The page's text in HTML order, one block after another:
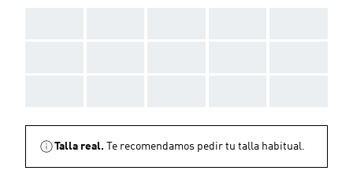
Talla real. Te recomendamos pedir tu talla habitual.